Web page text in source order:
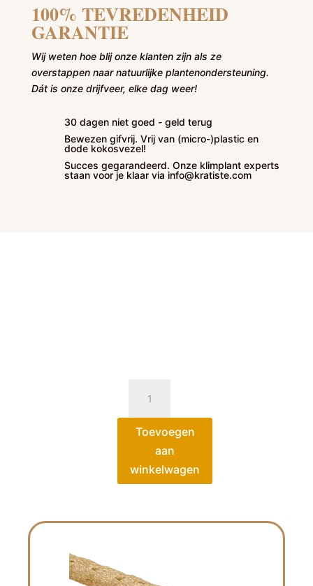
100% TEVREDENHEID
GARANTIE
Wij weten hoe blij onze klanten zijn als ze
overstappen naar natuurlijke plantenondersteuning.
Dát is onze drijfveer, elke dag weer!
30 dagen niet goed - geld terug
Bewezen gifvrij. Vrij van (micro-)plastic en
dode kokosvezel!
Succes gegarandeerd. Onze klimplant experts
staan voor je klaar via info@kratiste.com
klimstokken
aantal
Toevoegen
aan
winkelwagen